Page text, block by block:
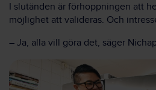
I slutänden är förhoppningen att
möjlighet att valideras. Och
– Ja, alla vill göra det, säger